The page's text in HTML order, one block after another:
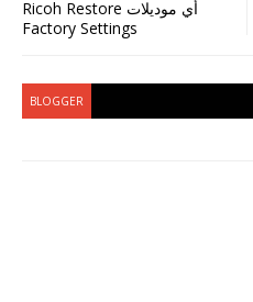
أي موديلات Ricoh Restore
Factory Settings
BLOGGER